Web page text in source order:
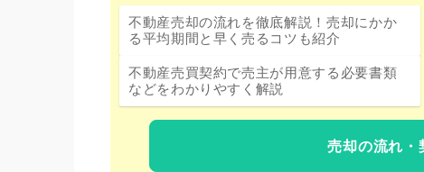
不動産売却の流れを徹底解説！売却にかか
る平均期間と早く売るコツも紹介
不動産売買契約で売主が用意する必要書類
などをわかりやすく解説
売却の流れ・